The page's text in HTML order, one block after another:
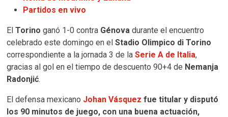
Partidos en vivo
ElTorino ganó 1-0 contra Génova durante el encuentro
celebrado este domingo en elStadio Olimpico di Torino
correspondiente a la jornada 3 de laSerie A de Italia,
gracias al gol en el tiempo de descuento 90+4 de Nemanja
Radonjić.
El defensa mexicano Johan Vásquez fue titular y disputó
los 90 minutos de juego, con una buena actuación,